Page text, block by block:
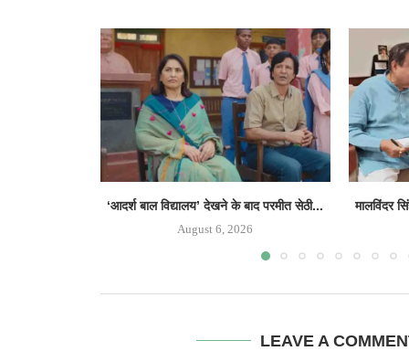
‘आदर्श बाल विद्यालय’ देखने के बाद परमीत सेठी...
August 6, 2026
मालविंदर
LEAVE A